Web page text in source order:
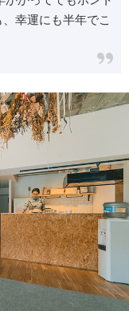
幸運にも半年でこ